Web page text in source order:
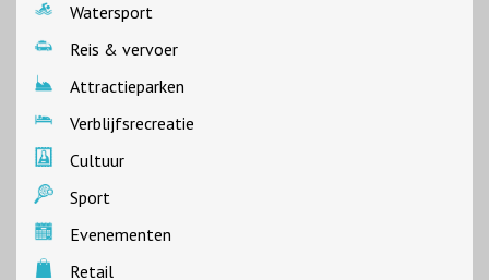
Watersport
Reis & vervoer
Attractieparken
Verblijfsrecreatie
Cultuur
Sport
Evenementen
Retail